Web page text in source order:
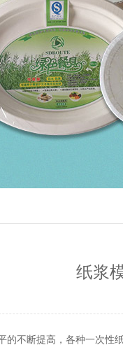
纸浆
的不断提高，各种一次性